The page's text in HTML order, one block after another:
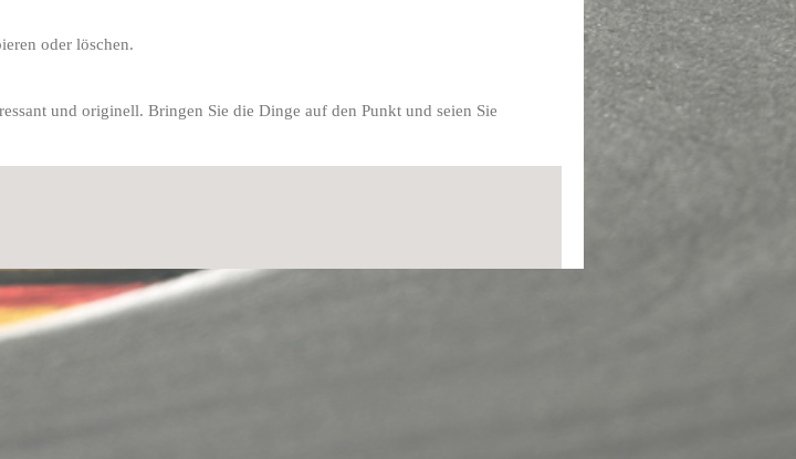
oder löschen.
und originell. Bringen Sie die Dinge auf den Punkt und seien Sie